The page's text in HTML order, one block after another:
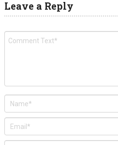
Leave a Reply